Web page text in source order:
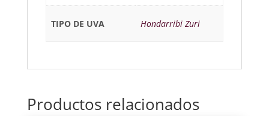
TIPO DE UVA Hondarribi Zuri
Productos relacionados